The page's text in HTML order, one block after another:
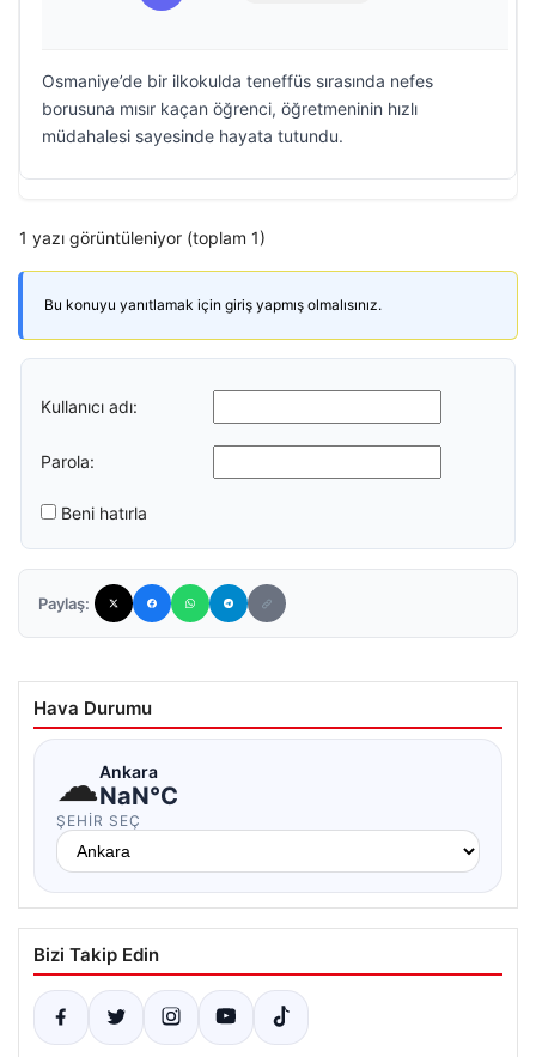
Osmaniye’de bir ilkokulda teneffüs sırasında nefes
borusuna mısır kaçan öğrenci, öğretmeninin hızlı
müdahalesi sayesinde hayata tutundu.
1 yazı görüntüleniyor (toplam 1)
Bu konuyu yanıtlamak için giriş yapmış olmalısınız.
Kullanıcı adı:
Parola:
Beni hatırla
Paylaş:
Hava Durumu
☁Ankara
NaN°C
ŞEHIR SEÇ
Bizi Takip Edin